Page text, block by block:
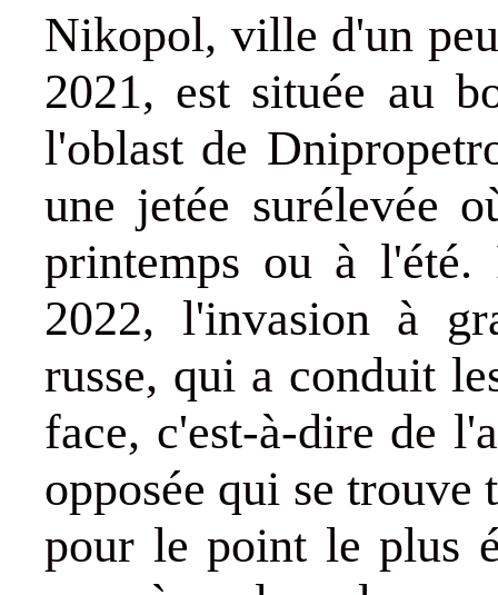
Nikopol, ville d'un
2021, est située au
l'oblast de
une jetée surélevée
printemps ou à
2022, l'invasion à
russe, qui a conduit
face, c'est-à-dire de
opposée qui se
pour le point le plus